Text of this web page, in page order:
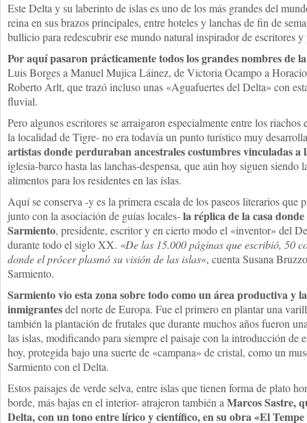
Este Delta y su laberinto de islas es uno de los más grandes del
reina en sus brazos principales, entre hoteles y lanchas de fin de
bullicio para redescubrir ese mundo natural inspirador de escritores y
Por aquí pasaron prácticamente todos los grandes nombres de
Luis Borges a Manuel Mujica Láinez, de Victoria Ocampo a
Roberto Arlt, que trazó incluso unas «Aguafuertes del Delta» con
fluvial.
Pero algunos escritores se arraigaron especialmente entre los
la localidad de Tigre- no era todavía un punto turístico muy
artistas donde perduraban ancestrales costumbres vinculadas a
iglesia-barco hasta las lanchas-despensa, que aún hoy siguen siendo
alimentos para los residentes en las islas.
Aquí se conserva -y es la primera escala de los paseos literarios
junto con la asociación de guías locales-la réplica de la casa
Sarmiento, presidente, escritor y en cierto modo el «inventor» del
durante todo el siglo XX. «De las 15.000 páginas que escribió, 50
donde el prócer plasmó su visión de las islas«, cuenta Susana
Sarmiento.
Sarmiento vio esta zona sobre todo como un área productiva y
inmigrantesdel norte de Europa. Fue el primero en plantar una
también la plantación de frutales que durante muchos años fueron
las islas, modificando para siempre el paisaje con la introducción de
hoy, protegida bajo una suerte de «campana» de cristal, como un
Sarmiento con el Delta.
Estos paisajes de verde selva, entre islas que tienen forma de plato
borde, más bajas en el interior- atrajeron también a Marcos Sastre,
Delta, con un tono entre lírico y científico, en su obra «El